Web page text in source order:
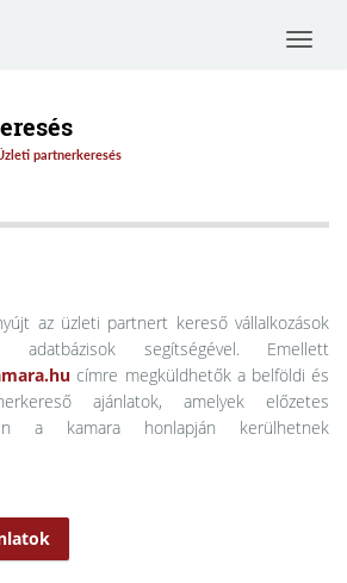
Toggle
partnerkeresés
az üzleti partnert kereső vállalkozások
segítségével. Emellett
címre megküldhetők a belföldi és
ajánlatok, amelyek előzetes
a kamara honlapján kerülhetnek